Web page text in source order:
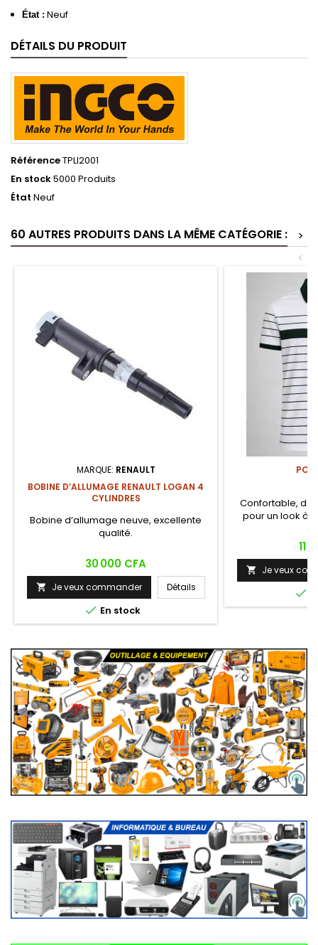
État : Neuf
DÉTAILS DU PRODUIT
RéférenceTPLI2001
En stock5000 Produits
État Neuf
60 AUTRES PRODUITS DANS LA MÊME CATÉGORIE :
>
<
MARQUE: RENAULT
BOBINE D’ALLUMAGE RENAULT LOGAN 4
CYLINDRES
Bobine d’allumage neuve, excellente
qualité.
Prix
30 000 CFA
 Je veux commander Détails
 En stock
Confortable,
pour un look à
Prix
11
 Je veux
